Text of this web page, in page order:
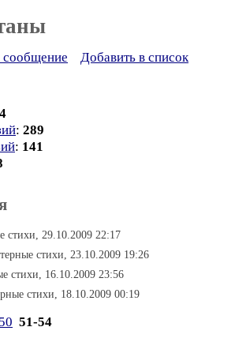
сообщение
Добавить в список
: 289
: 141
стихи, 29.10.2009 22:17
стихи, 23.10.2009 19:26
стихи, 16.10.2009 23:56
стихи, 18.10.2009 00:19
51-54